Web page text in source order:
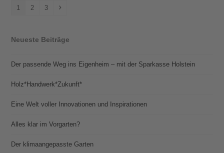
Seite
1 Seite
2 Seite
3
Neueste Beiträge
Der passende Weg ins Eigenheim – mit der Sparkasse Holstein
Holz*Handwerk*Zukunft*
Eine Welt voller Innovationen und Inspirationen
Alles klar im Vorgarten?
Der klimaangepasste Garten